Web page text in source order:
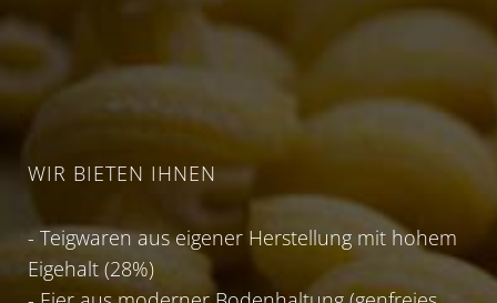
WIR BIETEN IHNEN
- Teigwaren aus eigener Herstellung mit hohem
Eigehalt (28%)